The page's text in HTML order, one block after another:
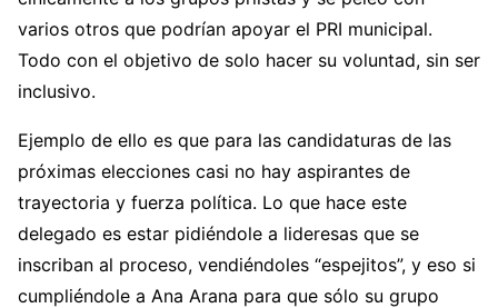
varios otros que podrían apoyar el PRI municipal.
Todo con el objetivo de solo hacer su voluntad, sin ser
inclusivo.
Ejemplo de ello es que para las candidaturas de las
próximas elecciones casi no hay aspirantes de
trayectoria y fuerza política. Lo que hace este
delegado es estar pidiéndole a lideresas que se
inscriban al proceso, vendiéndoles “espejitos”, y eso si
cumpliéndole a Ana Arana para que sólo su grupo